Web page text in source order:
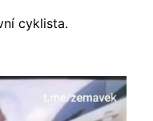
cyklista.